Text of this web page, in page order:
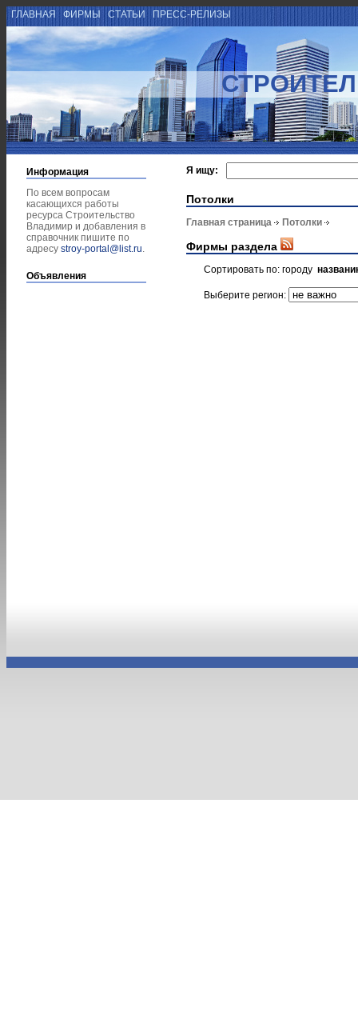
ГЛАВНАЯ ФИРМЫ СТАТЬИ ПРЕСС-РЕЛИЗЫ
Информация
По всем вопросам
касающихся работы
ресурса Строительство
Владимир и добавления в
справочник пишите по
адресу stroy-portal@list.ru.
Объявления
Я ищу:
Потолки
Главная страница Потолки
Фирмы раздела
Сортировать по: городу
Выберите регион: